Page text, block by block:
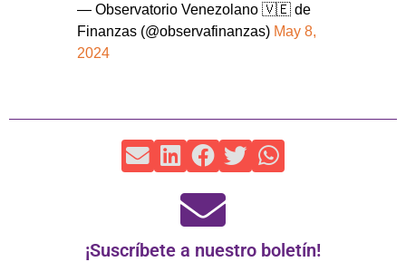
— Observatorio Venezolano 🇻🇪 de
Finanzas (@observafinanzas) May 8,
2024
¡Suscríbete a nuestro boletín!